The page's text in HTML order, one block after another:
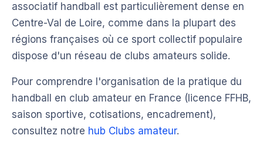
associatif handball est particulièrement dense en
Centre-Val de Loire, comme dans la plupart des
régions françaises où ce sport collectif populaire
dispose d'un réseau de clubs amateurs solide.
Pour comprendre l'organisation de la pratique du
handball en club amateur en France (licence FFHB,
saison sportive, cotisations, encadrement),
consultez notre hub Clubs amateur.